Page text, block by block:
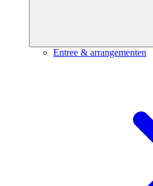
Entree & arrangementen